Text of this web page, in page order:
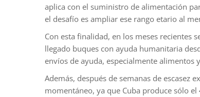
aplica con el suministro de alimentación
el desafío es ampliar ese rango etario al
Con esta finalidad, en los meses recientes
llegado buques con ayuda humanitaria
envíos de ayuda, especialmente alimentos
Además, después de semanas de
momentáneo, ya que Cuba produce sólo